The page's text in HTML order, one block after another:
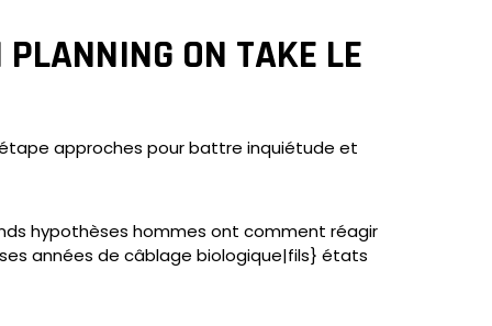
ON TAKE LE
approches pour battre inquiétude et
hypothèses hommes ont comment réagir
années de câblage biologique|fils} états